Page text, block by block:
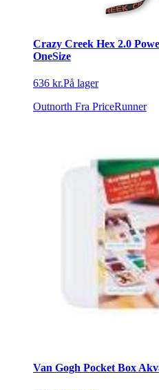
Crazy Creek Hex 2.0
OneSize
636 kr.På lager
Outnorth Fra PriceRunner
Van Gogh Pocket Box